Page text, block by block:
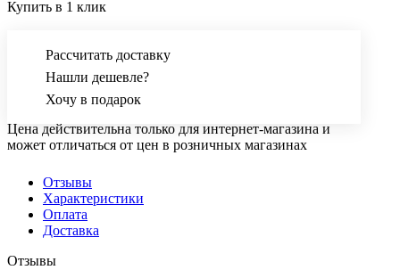
Купить в 1 клик
Рассчитать доставку
Нашли дешевле?
Хочу в подарок
Цена действительна только для интернет-магазина и
может отличаться от цен в розничных магазинах
Отзывы
Характеристики
Оплата
Доставка
Отзывы